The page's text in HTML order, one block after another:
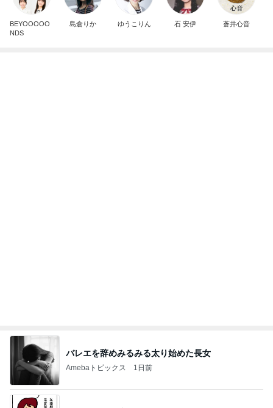
BEYOOOOO
NDS
島倉りか ゆうこりん 石 安伊 蒼井心音
バレエを辞めみるみる太り始めた長女
Amebaトピックス 1日前